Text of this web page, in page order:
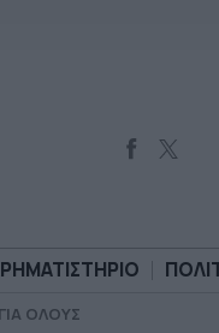
ΟΛΟΥΣ